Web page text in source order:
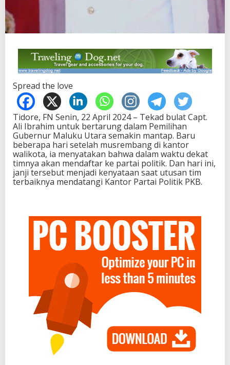
Spread the love
Tidore, FN Senin, 22 April 2024 – Tekad bulat Capt.
Ali Ibrahim untuk bertarung dalam Pemilihan
Gubernur Maluku Utara semakin mantap. Baru
beberapa hari setelah musrembang di kantor
walikota, ia menyatakan bahwa dalam waktu dekat
timnya akan mendaftar ke partai politik. Dan hari ini,
janji tersebut menjadi kenyataan saat utusan tim
terbaiknya mendatangi Kantor Partai Politik PKB.